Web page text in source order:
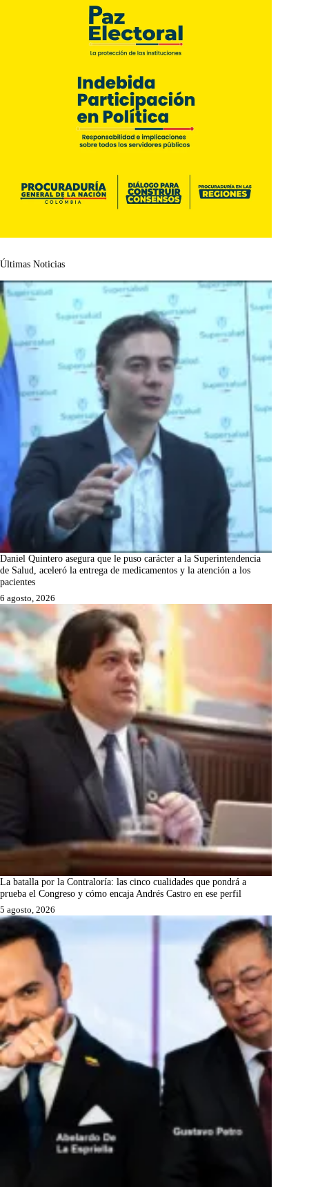
Últimas Noticias
Daniel Quintero asegura que le puso carácter a la Superintendencia
de Salud, aceleró la entrega de medicamentos y la atención a los
pacientes
6 agosto, 2026
La batalla por la Contraloría: las cinco cualidades que pondrá a
prueba el Congreso y cómo encaja Andrés Castro en ese perfil
5 agosto, 2026